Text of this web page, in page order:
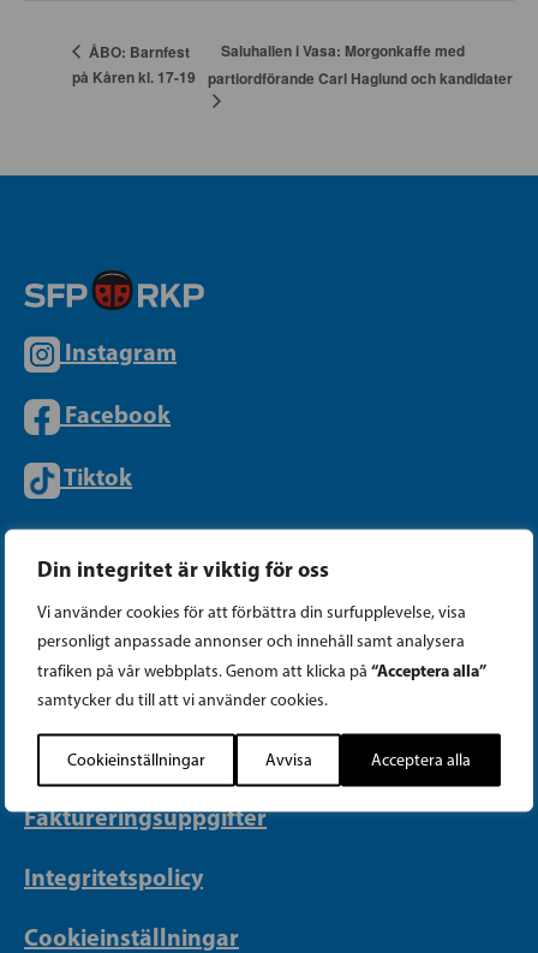
Din integritet är viktig för oss
Vi använder cookies för att förbättra din surfupplevelse, visa
personligt anpassade annonser och innehåll samt analysera
trafiken på vår webbplats. Genom att klicka på “Acceptera alla”
samtycker du till att vi använder cookies.
Cookieinställningar Avvisa Acceptera alla
ÅBO: Barnfest
på Kåren kl. 17-19
Saluhallen i Vasa: Morgonkaffe med
partiordförande Carl Haglund och kandidater
Instagram
Facebook
Tiktok
PARTIKANSLIET
Telefon (09) 693 070
PB 430, 00101 Helsingfors
info@sfp.fi
Faktureringsuppgifter
Integritetspolicy
Cookieinställningar